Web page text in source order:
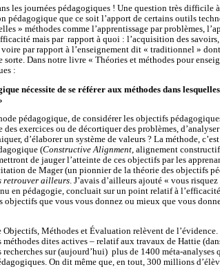
les journées pédagogiques ! Une question très difficile
que ce soit l’apport de certains outils
» méthodes comme l’apprentissage par problèmes,
mais par rapport à quoi : l’acquisition des
par rapport à l’enseignement dit « traditionnel »
Dans notre livre « Théories et méthodes pour
:
nécessite de se référer aux méthodes dans
pédagogique, de considérer les objectifs
exercices ou de décortiquer des problèmes,
d’élaborer un système de valeurs ? La méthode,
(Constructive Alignment, alignement
de jauger l’atteinte de ces objectifs par les
de Mager (un pionnier de la théorie des objectifs
retrouver ailleurs. J’avais d’ailleurs ajouté « vous
en pédagogie, concluait sur un point relatif à
objectifs que vous vous donnez ou mieux que vous
Objectifs, Méthodes et Évaluation relèvent de
dites actives – relatif aux travaux de Hattie
sur (aujourd’hui) plus de 1400 méta-analyses
On dit même que, en tout, 300 millions